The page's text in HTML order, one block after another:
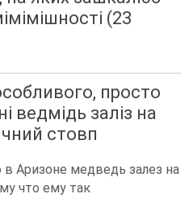
(23
просто
ведмідь заліз на
стовп
в Аризоне медведь залез на
что ему так